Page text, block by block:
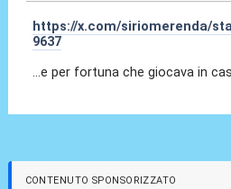
https://x.com/siriomerenda/
9637
...e per fortuna che giocava in
CONTENUTO SPONSORIZZATO